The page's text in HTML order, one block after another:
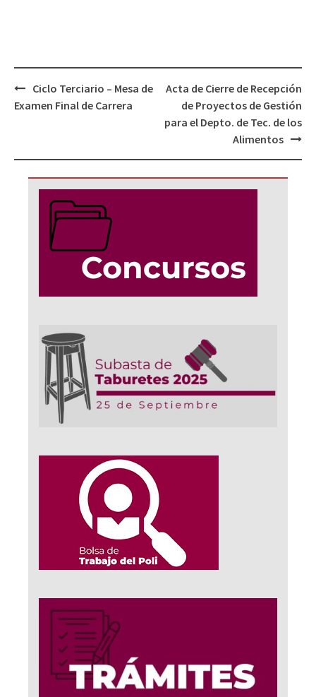
Navegación
de
Ciclo Terciario – Mesa de
Examen Final de Carrera
Acta de Cierre de Recepción
de Proyectos de Gestión
para el Depto. de Tec. de los
Alimentos